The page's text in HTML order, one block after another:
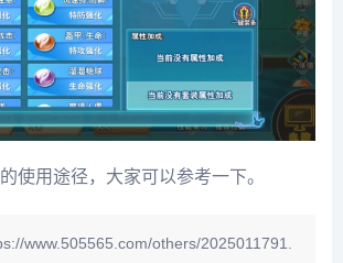
使用途径，大家可以参考一下。
www.505565.com/others/2025011791.